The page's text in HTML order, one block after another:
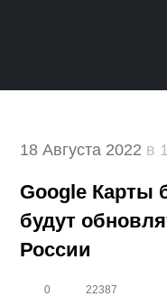
18 Августа 2022 в
Google Карты
будут
России
0 22387